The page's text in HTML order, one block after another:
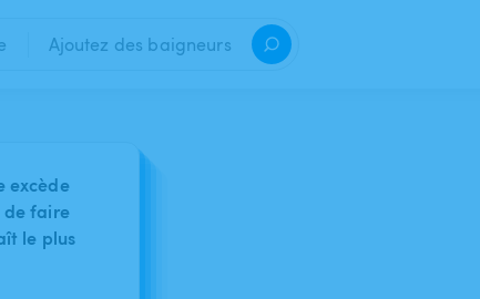
Ajoutez des baigneurs
excède
faire
le plus